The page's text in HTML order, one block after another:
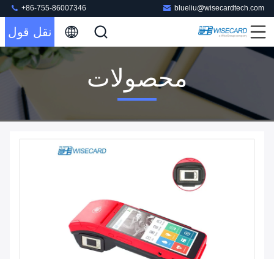
blueliu@wisecardtech.com
+86-755-86007346
نقل قول
محصولات